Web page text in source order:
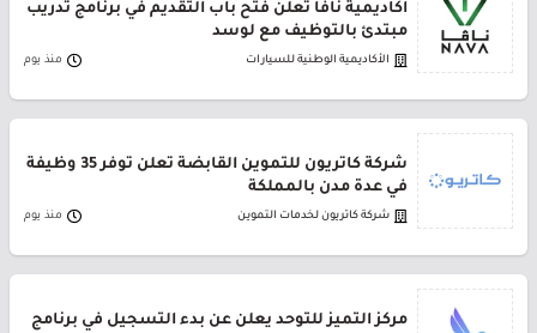
أكاديمية نافا تعلن فتح باب التقديم في برنامج تدريب
مبتدئ بالتوظيف مع لوسد
الأكاديمية الوطنية للسيارات منذ يوم
شركة كاتريون للتموين القابضة تعلن توفر 35 وظيفة
في عدة مدن بالمملكة
شركة كاتريون لخدمات التموين منذ يوم
مركز التميز للتوحد يعلن عن بدء التسجيل في برنامج